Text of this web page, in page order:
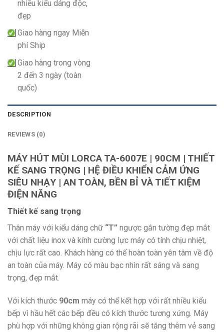
nhiều kiểu dáng độc,
đẹp
Giao hàng ngay Miễn
phí Ship
Giao hàng trong vòng
2 đến 3 ngày (toàn
quốc)
DESCRIPTION
REVIEWS (0)
MÁY HÚT MÙI LORCA TA-6007E | 90CM | THIẾT
KẾ SANG TRỌNG | HỆ ĐIỀU KHIỂN CẢM ỨNG
SIÊU NHẠY | AN TOÀN, BỀN BỈ VÀ TIẾT KIỆM
ĐIỆN NĂNG
Thiết kế sang trọng
Thân máy với kiểu dáng chữ “T” ngược gắn tường đẹp mắt
với chất liệu inox và kính cường lực máy có tính chịu nhiệt,
chịu lực rất cao. Khách hàng có thể hoàn toàn yên tâm về độ
an toàn của máy. Máy có màu bạc nhìn rất sáng và sang
trọng, đẹp mắt.
Với kích thước 90cm máy có thể kết hợp với rất nhiều kiểu
bếp vì hầu hết các bếp đều có kích thước tương xứng. Máy
phù hợp với những không gian rộng rãi sẽ tăng thêm vẻ sang